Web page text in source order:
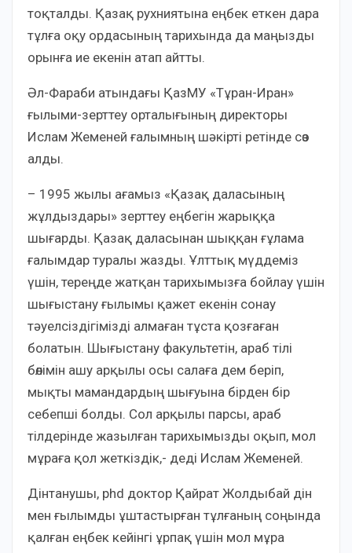
тоқталды. Қазақ рухниятына еңбек еткен дара
тұлға оқу ордасының тарихында да маңызды
орынға ие екенін атап айтты.
Әл-Фараби атындағы ҚазМУ «Тұран-Иран»
ғылыми-зерттеу орталығының директоры
Ислам Жеменей ғалымның шәкірті ретінде сөз
алды.
– 1995 жылы ағамыз «Қазақ даласының
жұлдыздары» зерттеу еңбегін жарыққа
шығарды. Қазақ даласынан шыққан ғұлама
ғалымдар туралы жазды. Ұлттық мүддеміз
үшін, тереңде жатқан тарихымызға бойлау үшін
шығыстану ғылымы қажет екенін сонау
тәуелсіздігімізді алмаған тұста қозғаған
болатын. Шығыстану факультетін, араб тілі
бөлімін ашу арқылы осы салаға дем беріп,
мықты мамандардың шығуына бірден бір
себепші болды. Сол арқылы парсы, араб
тілдерінде жазылған тарихымызды оқып, мол
мұраға қол жеткіздік,- деді Ислам Жеменей.
Дінтанушы, phd доктор Қайрат Жолдыбай дін
мен ғылымды ұштастырған тұлғаның соңында
қалған еңбек кейінгі ұрпақ үшін мол мұра